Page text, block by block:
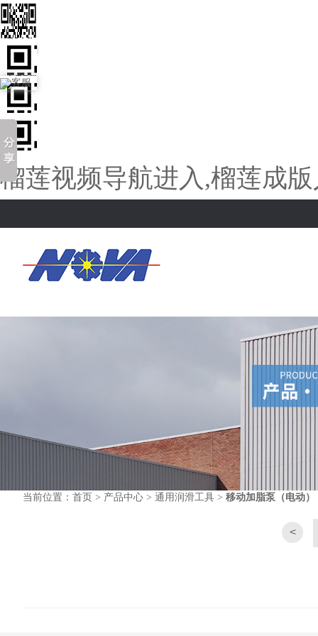
客服
榴莲视频导航进入,榴莲成
当前位置： 首页 > 产品中心 > 通用润滑工具 > 移动加脂泵（电动）
伊顿工业离合器
<